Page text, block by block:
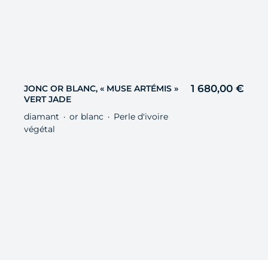
JONC OR BLANC, « MUSE ARTÉMIS »
VERT JADE
1 680,00 €
diamant ・ or blanc ・ Perle d'ivoire
végétal